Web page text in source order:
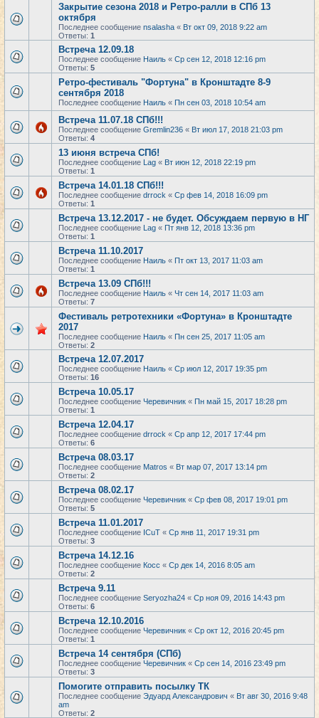
Закрытие сезона 2018 и Ретро-ралли в СПб 13
октября
Последнее сообщение nsalasha « Вт окт 09, 2018 9:22 am
Ответы: 1
Встреча 12.09.18
Последнее сообщение Наиль « Ср сен 12, 2018 12:16 pm
Ответы: 5
Ретро-фестиваль "Фортуна" в Кронштадте 8-9
сентября 2018
Последнее сообщение Наиль « Пн сен 03, 2018 10:54 am
Встреча 11.07.18 СПб!!!
Последнее сообщение Gremlin236 « Вт июл 17, 2018 21:03 pm
Ответы: 4
13 июня встреча СПб!
Последнее сообщение Lag « Вт июн 12, 2018 22:19 pm
Ответы: 1
Встреча 14.01.18 СПб!!!
Последнее сообщение drrock « Ср фев 14, 2018 16:09 pm
Ответы: 1
Встреча 13.12.2017 - не будет. Обсуждаем первую в НГ
Последнее сообщение Lag « Пт янв 12, 2018 13:36 pm
Ответы: 1
Встреча 11.10.2017
Последнее сообщение Наиль « Пт окт 13, 2017 11:03 am
Ответы: 1
Встреча 13.09 СПб!!!
Последнее сообщение Наиль « Чт сен 14, 2017 11:03 am
Ответы: 7
Фестиваль ретротехники «Фортуна» в Кронштадте
2017
Последнее сообщение Наиль « Пн сен 25, 2017 11:05 am
Ответы: 2
Встреча 12.07.2017
Последнее сообщение Наиль « Ср июл 12, 2017 19:35 pm
Ответы: 16
Встреча 10.05.17
Последнее сообщение Черевичник « Пн май 15, 2017 18:28 pm
Ответы: 1
Встреча 12.04.17
Последнее сообщение drrock « Ср апр 12, 2017 17:44 pm
Ответы: 6
Встреча 08.03.17
Последнее сообщение Matros « Вт мар 07, 2017 13:14 pm
Ответы: 2
Встреча 08.02.17
Последнее сообщение Черевичник « Ср фев 08, 2017 19:01 pm
Ответы: 5
Встреча 11.01.2017
Последнее сообщение ICuT « Ср янв 11, 2017 19:31 pm
Ответы: 3
Встреча 14.12.16
Последнее сообщение Косс « Ср дек 14, 2016 8:05 am
Ответы: 2
Встреча 9.11
Последнее сообщение Seryozha24 « Ср ноя 09, 2016 14:43 pm
Ответы: 6
Встреча 12.10.2016
Последнее сообщение Черевичник « Ср окт 12, 2016 20:45 pm
Ответы: 1
Встреча 14 сентября (СПб)
Последнее сообщение Черевичник « Ср сен 14, 2016 23:49 pm
Ответы: 3
Помогите отправить посылку ТК
Последнее сообщение Эдуард Александрович « Вт авг 30, 2016 9:48
am
Ответы: 2